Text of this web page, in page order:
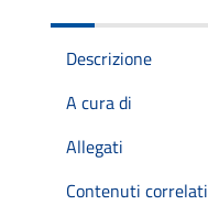
Descrizione
A cura di
Allegati
Contenuti correlati